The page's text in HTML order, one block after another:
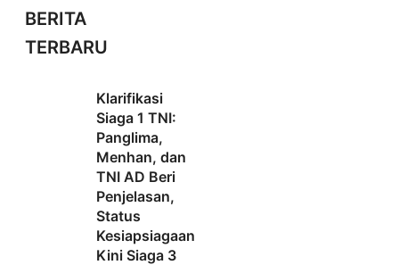
BERITA
TERBARU
Klarifikasi
Siaga 1 TNI:
Panglima,
Menhan, dan
TNI AD Beri
Penjelasan,
Status
Kesiapsiagaan
Kini Siaga 3